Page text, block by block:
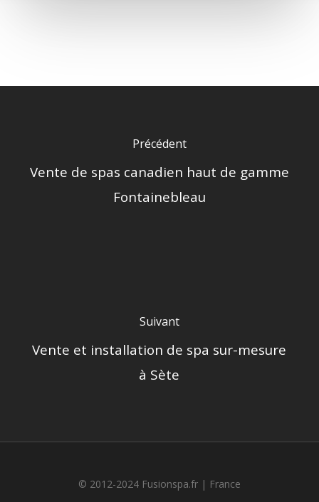
Précédent
Vente de spas canadien haut de gamme
Fontainebleau
Suivant
Vente et installation de spa sur-mesure
à Sète
© 2012-2024 Fusionspa.fr | France